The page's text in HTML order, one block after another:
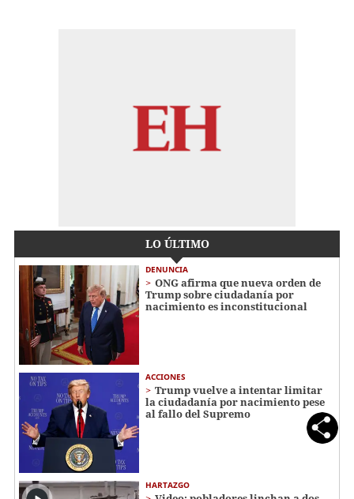
LO ÚLTIMO
DENUNCIA
ONG afirma que nueva orden de
Trump sobre ciudadanía por
nacimiento es inconstitucional
ACCIONES
Trump vuelve a intentar limitar
la ciudadanía por nacimiento pese
al fallo del Supremo
HARTAZGO